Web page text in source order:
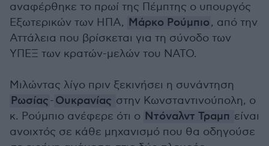
αναφέρθηκε το πρωί της Πέμπτης ο υπουργός
Εξωτερικών των ΗΠΑ, Μάρκο Ρούμπιο, από την
Αττάλεια που βρίσκεται για τη σύνοδο των
ΥΠΕΞ των κρατών-μελών του ΝΑΤΟ.
Μιλώντας λίγο πριν ξεκινήσει η συνάντηση
Ρωσίας-Ουκρανίας στην Κωνσταντινούπολη, ο
κ. Ρούμπιο ανέφερε ότι ο Ντόναλντ Τραμπ είναι
ανοιχτός σε κάθε μηχανισμό που θα οδηγούσε